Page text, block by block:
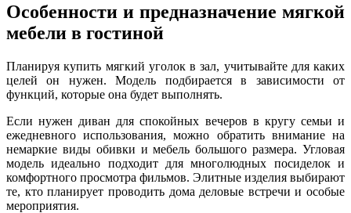
Особенности и предназначение мягкой
мебели в гостиной
Планируя купить мягкий уголок в зал, учитывайте для каких
целей он нужен. Модель подбирается в зависимости от
функций, которые она будет выполнять.
Если нужен диван для спокойных вечеров в кругу семьи и
ежедневного использования, можно обратить внимание на
немаркие виды обивки и мебель большого размера. Угловая
модель идеально подходит для многолюдных посиделок и
комфортного просмотра фильмов. Элитные изделия выбирают
те, кто планирует проводить дома деловые встречи и особые
мероприятия.